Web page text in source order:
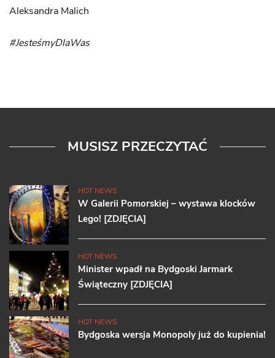
Aleksandra Malich
#JesteśmyDlaWas
MUSISZ PRZECZYTAĆ
HOT NEWS
W Galerii Pomorskiej – wystawa klocków
Lego! [ZDJĘCIA]
HOT NEWS
Minister wpadł na Bydgoski Jarmark
Świąteczny [ZDJĘCIA]
HOT NEWS
Bydgoska wersja Monopoly już do kupienia!